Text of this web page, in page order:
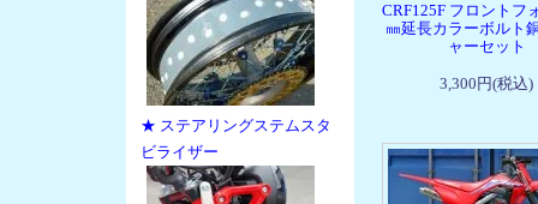
★ ステアリングステムスタ
ビライザー
CRF125F フロントフ
㎜延長カラーボルト
ャーセット
3,300円(税込)